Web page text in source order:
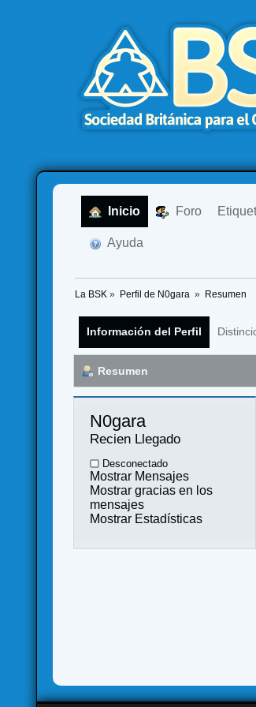
Inicio Foro
Ayuda
La BSK » Perfil de N0gara » Resumen
Información del Perfil
Resumen
N0gara
Recien Llegado
Desconectado
Mostrar Mensajes
Mostrar gracias en los
mensajes
Mostrar Estadísticas